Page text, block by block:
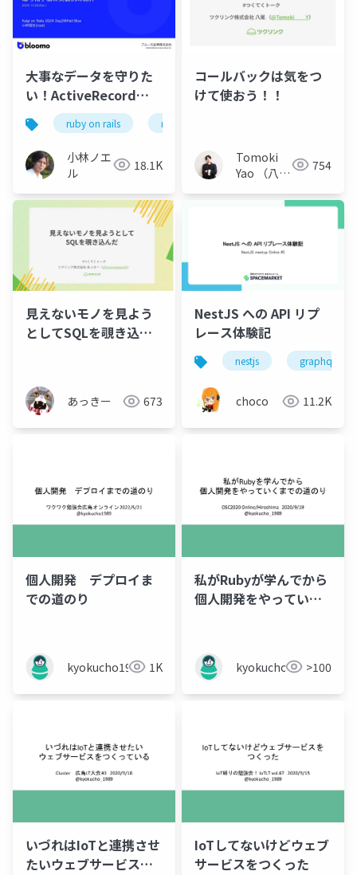
大事なデータを守りた
い！ActiveRecord
Encryptionと、より安
全かつ検索可能な暗号
化手法の実装例の紹介
ruby on rails ruby
小林ノエ
ル
18.1K
コールバックは気をつ
けて使おう！！
Tomoki
Yao （八尾
754
見えないモノを見よう
としてSQLを覗き込ん
あっきー 673
NestJS への API リプ
レース体験記
nestjs graphql
choco 11.2K
個人開発 デプロイま
での道のり
kyokucho1989 1K
私がRubyが学んでから
個人開発をやっていく
kyokucho1989>100
いづれはIoTと連携させ
たいウェブサービスを
IoTしてないけどウェブ
サービスをつくった